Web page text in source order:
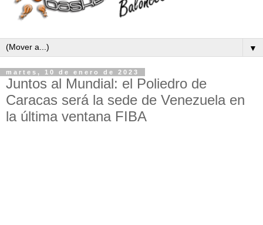
▼
martes, 10 de enero de 2023
Juntos al Mundial: el Poliedro de
Caracas será la sede de Venezuela en
la última ventana FIBA